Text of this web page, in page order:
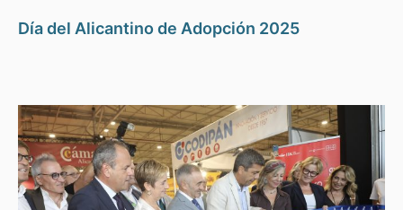
Día del Alicantino de Adopción 2025